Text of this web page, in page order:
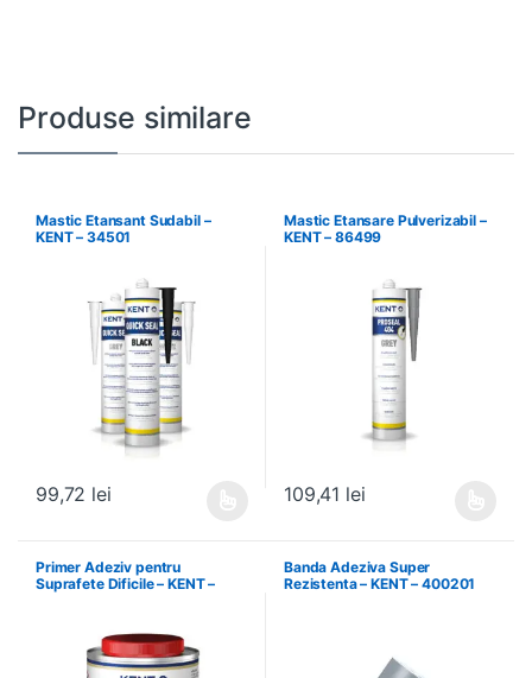
Produse similare
Mastic Etansant Sudabil –
KENT – 34501
99,72 lei
Mastic Etansare Pulverizabil –
KENT – 86499
109,41 lei
Primer Adeziv pentru
Suprafete Dificile – KENT –
Banda Adeziva Super
Rezistenta – KENT – 400201